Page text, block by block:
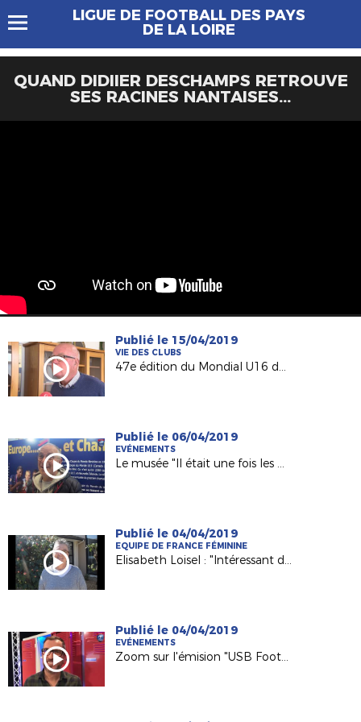
LIGUE DE FOOTBALL DES PAYS
DE LA LOIRE
QUAND DIDIIER DESCHAMPS RETROUVE
SES RACINES NANTAISES...
Publié le 15/04/2019
VIE DES CLUBS
47e édition du Mondial U16 de Montaigu !
Publié le 06/04/2019
EVÉNEMENTS
Le musée "Il était une fois les BLEUES à Atlantis" !
Publié le 04/04/2019
EQUIPE DE FRANCE FÉMININE
Elisabeth Loisel : "Intéressant de re-parcourir l’histoire du football féminin en France"
Publié le 04/04/2019
EVÉNEMENTS
Zoom sur l'émision "USB Foot" de France 3 Pays de la Loire